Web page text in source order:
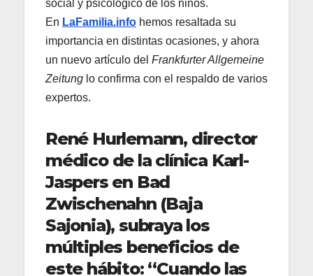
social y psicológico de los niños.
En LaFamilia.info hemos resaltada su
importancia en distintas ocasiones, y ahora
un nuevo artículo del Frankfurter Allgemeine
Zeitung lo confirma con el respaldo de varios
expertos.
René Hurlemann, director
médico de la clínica Karl-
Jaspers en Bad
Zwischenahn (Baja
Sajonia), subraya los
múltiples beneficios de
este hábito: “Cuando las